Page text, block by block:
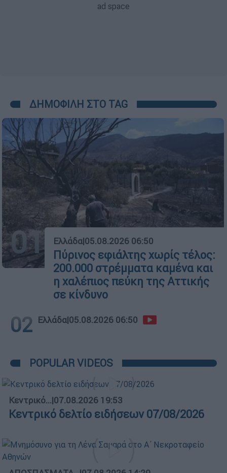
ΔΗΜΟΦΙΛΗ ΣΤΟ TAG
01 Ελλάδα|05.08.2026 06:50
Πύρινος εφιάλτης χωρίς τέλος:
200.000 στρέμματα καμένα και
η χαλέπιος πεύκη της Αττικής
σε κίνδυνο
02 Ελλάδα|05.08.2026 06:50
POPULAR VIDEOS
Κεντρικό...|07.08.2026 19:53
Κεντρικό δελτίο ειδήσεων 07/08/2026